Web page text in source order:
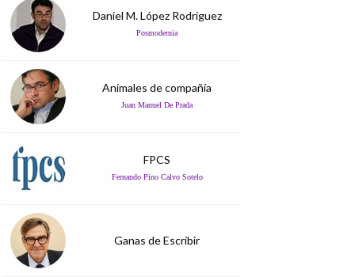
Daniel M. López Rodríguez
Posmodernia
Animales de compañía
Juan Manuel De Prada
FPCS
Fernando Pino Calvo Sotelo
Ganas de Escribir